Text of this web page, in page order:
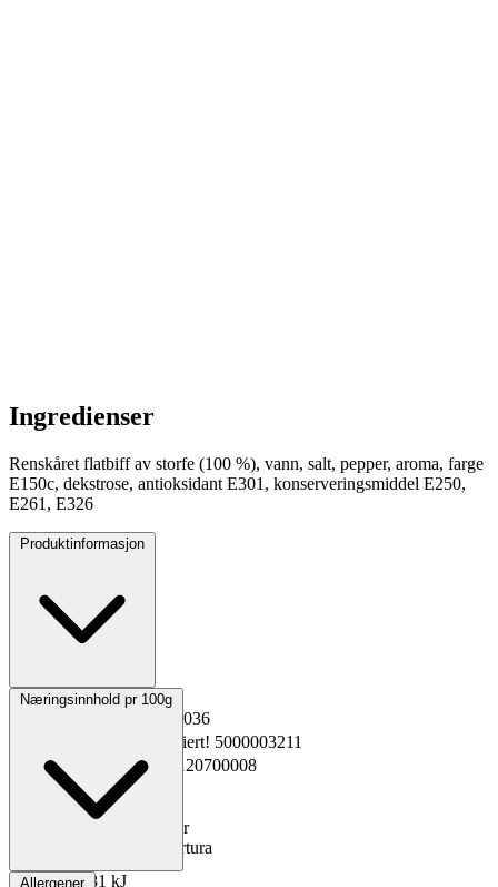
Ingredienser
Renskåret flatbiff av storfe (100 %), vann, salt, pepper, aroma, farge
E150c, dekstrose, antioksidant E301, konserveringsmiddel E250,
E261, E326
Produktinformasjon
Opprinnelsesland Norge
631036
Kopiert! 5000003211
GTIN
Kopiert! 2301120700008
Vekt pakning
0.5 kg
Oppbevaring 0 til 4°C
25 dager
Grossist Nortura
Næringsinnhold pr 100g
Energi kJ 481 kJ
Allergener